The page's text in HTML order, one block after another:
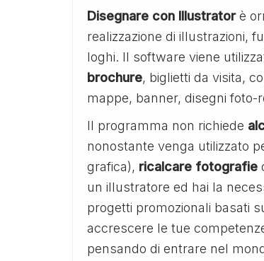
Disegnare con Illustratorè
realizzazione di illustrazioni,
loghi. Il software viene
brochure, biglietti da visita,
mappe, banner, disegni foto-
Il programma non richiede
nonostante venga utilizzato
grafica), ricalcare fotografie
un illustratore ed hai la
progetti promozionali basati
accrescere le tue
pensando di entrare nel